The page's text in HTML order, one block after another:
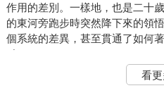
作用的差別。一樣地，也是二十
的東河旁跑步時突然降下來的領
個系統的差異，甚至貫通了如何
點。
這一切，突然明明白白攤在我眼
看